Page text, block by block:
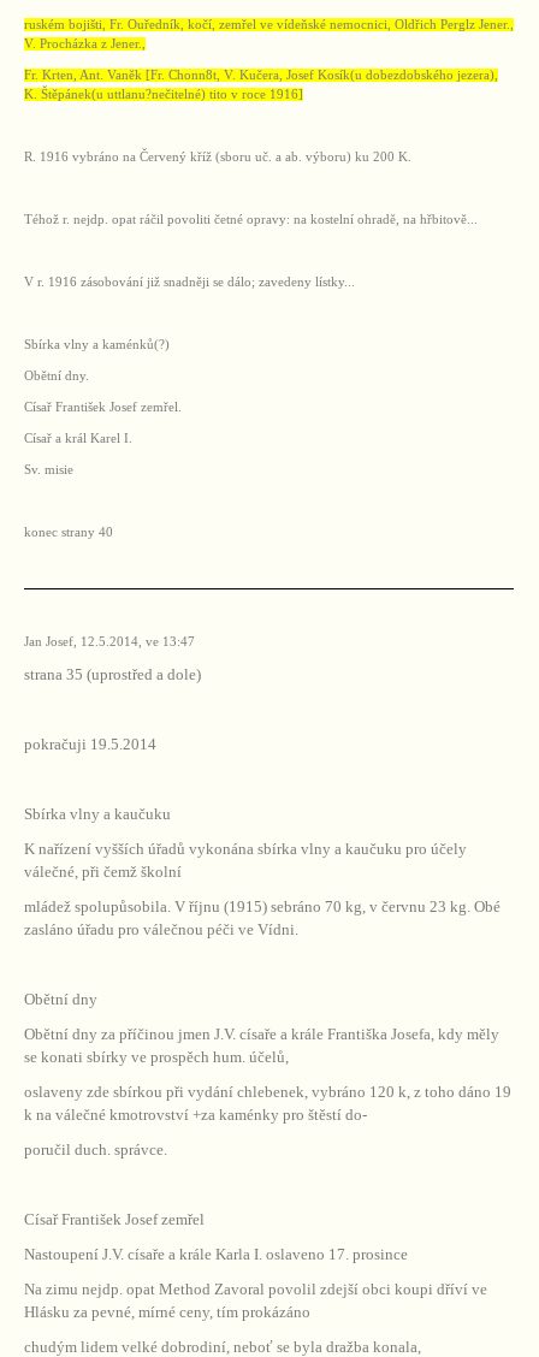
ruském bojišti, Fr. Ouředník, kočí, zemřel ve vídeňské nemocnici, Oldřich Perglz Jener.,
V. Procházka z Jener.,
Fr. Krten, Ant. Vaněk [Fr. Chonn8t, V. Kučera, Josef Kosík(u dobezdobského jezera),
K. Štěpánek(u uttlanu?nečitelné) tito v roce 1916]
R. 1916 vybráno na Červený kříž (sboru uč. a ab. výboru) ku 200 K.
Téhož r. nejdp. opat ráčil povoliti četné opravy: na kostelní ohradě, na hřbitově...
V r. 1916 zásobování již snadněji se dálo; zavedeny lístky...
Sbírka vlny a kaménků(?)
Obětní dny.
Císař František Josef zemřel.
Císař a král Karel I.
Sv. misie
konec strany 40
Jan Josef, 12.5.2014, ve 13:47
strana 35 (uprostřed a dole)
pokračuji 19.5.2014
Sbírka vlny a kaučuku
K nařízení vyšších úřadů vykonána sbírka vlny a kaučuku pro účely
válečné, při čemž školní
mládež spolupůsobila. V říjnu (1915) sebráno 70 kg, v červnu 23 kg. Obé
zasláno úřadu pro válečnou péči ve Vídni.
Obětní dny
Obětní dny za příčinou jmen J.V. císaře a krále Františka Josefa, kdy měly
se konati sbírky ve prospěch hum. účelů,
oslaveny zde sbírkou při vydání chlebenek, vybráno 120 k, z toho dáno 19
k na válečné kmotrovství +za kaménky pro štěstí do-
poručil duch. správce.
Císař František Josef zemřel
Nastoupení J.V. císaře a krále Karla I. oslaveno 17. prosince
Na zimu nejdp. opat Method Zavoral povolil zdejší obci koupi dříví ve
Hlásku za pevné, mírné ceny, tím prokázáno
chudým lidem velké dobrodiní, neboť se byla dražba konala,